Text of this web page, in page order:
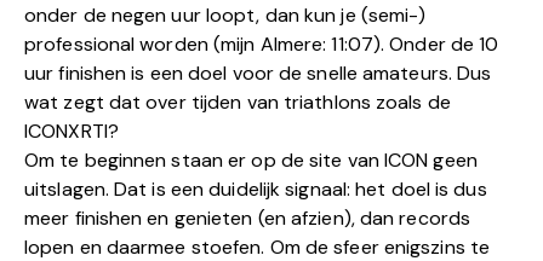
onder de negen uur loopt, dan kun je (semi-)
professional worden (mijn Almere: 11:07). Onder de 10
uur finishen is een doel voor de snelle amateurs. Dus
wat zegt dat over tijden van triathlons zoals de
ICONXRTI?
Om te beginnen staan er op de site van ICON geen
uitslagen. Dat is een duidelijk signaal: het doel is dus
meer finishen en genieten (en afzien), dan records
lopen en daarmee stoefen. Om de sfeer enigszins te